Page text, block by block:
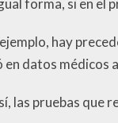
forma, si en el
hay
en datos médicos
las pruebas que